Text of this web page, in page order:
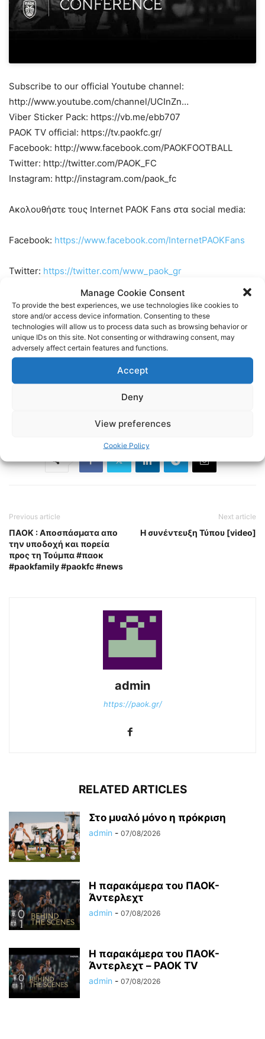
Manage Cookie Consent
To provide the best experiences, we use technologies like cookies to
store and/or access device information. Consenting to these
technologies will allow us to process data such as browsing behavior or
unique IDs on this site. Not consenting or withdrawing consent, may
adversely affect certain features and functions.
Accept
Deny
View preferences
Cookie Policy
Subscribe to our official Youtube channel:
http://www.youtube.com/channel/UCInZn…
Viber Sticker Pack: https://vb.me/ebb707
PAOK TV official: https://tv.paokfc.gr/
Facebook: http://www.facebook.com/PAOKFOOTBALL
Twitter: http://twitter.com/PAOK_FC
Instagram: http://instagram.com/paok_fc
Ακολουθήστε τους Internet PAOK Fans στα social media:
Facebook: https://www.facebook.com/InternetPAOKFans
Twitter: https://twitter.com/www_paok_gr
Linkedin:https://www.linkedin.com/in/internet-paok-fans-
601b24248
Instagram:https://www.instagram.com/internetpaokfans
#paok #paokfans #παοκ #thessaloniki
Previous article
ΠΑΟΚ : Αποσπάσματα απο
την υποδοχή και πορεία
προς τη Τούμπα #παοκ
#paokfamily #paokfc #news
Next article
Η συνέντευξη Τύπου [video]
admin
https://paok.gr/
RELATED ARTICLES
Στο μυαλό μόνο η πρόκριση
admin - 07/08/2026
Η παρακάμερα του ΠΑΟΚ-
Άντερλεχτ
admin - 07/08/2026
Η παρακάμερα του ΠΑΟK-
Άντερλεχτ – PAOK TV
admin - 07/08/2026